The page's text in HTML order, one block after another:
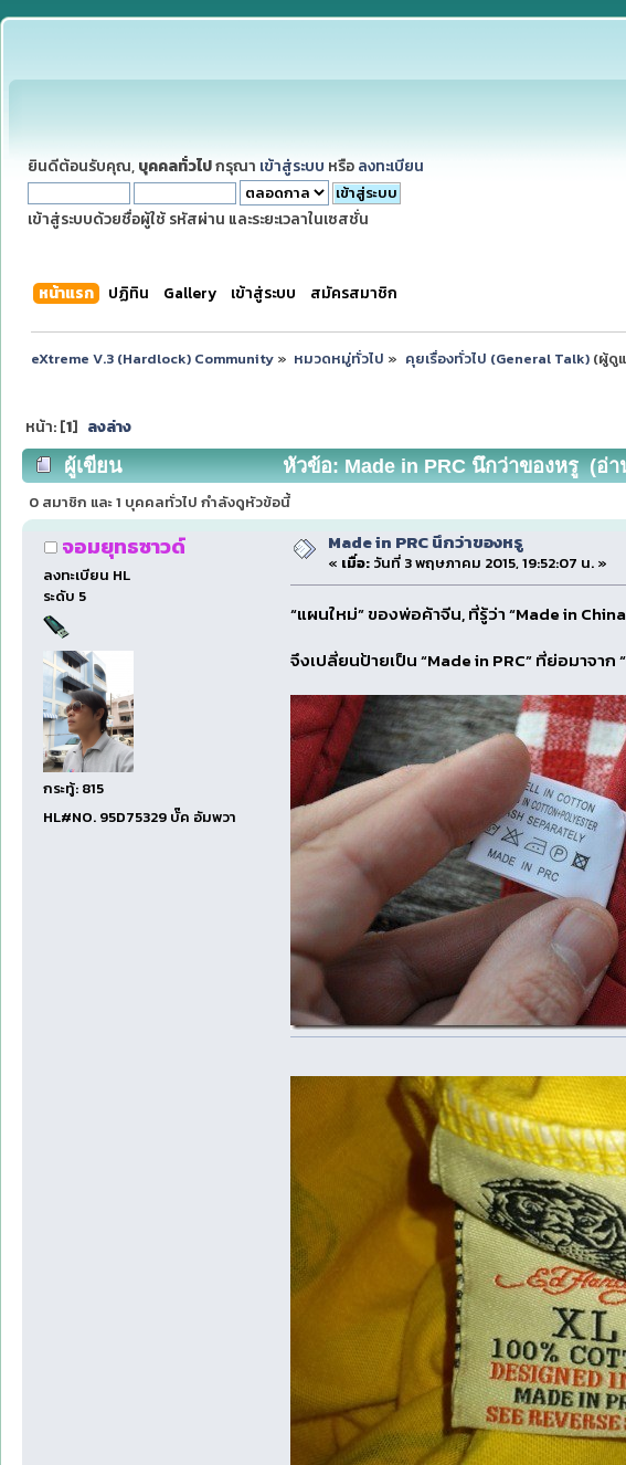
ยินดีต้อนรับคุณ, บุคคลทั่วไปกรุณา เข้าสู่ระบบ หรือ ลงทะเบียน
เข้าสู่ระบบด้วยชื่อผู้ใช้ รหัสผ่าน และระยะเวลาในเซสชั่น
หน้าแรก ปฏิทิน Gallery เข้าสู่ระบบ สมัครสมาชิก
eXtreme V.3 (Hardlock) Community» หมวดหมู่ทั่วไป » คุยเรื่องทั่วไป (General Talk)(ผู้ดู
หน้า: [1] ลงล่าง
ผู้เขียน หัวข้อ: Made in PRC นึกว่าของหรู (อ่า
0 สมาชิก และ 1 บุคคลทั่วไป กำลังดูหัวข้อนี้
จอมยุทธซาวด์
ลงทะเบียน HL
ระดับ 5
กระทู้: 815
HL#NO. 95D75329 บั๊ค อัมพวา
Made in PRC นึกว่าของหรู
« เมื่อ:วันที่ 3 พฤษภาคม 2015, 19:52:07 น. »
“แผนใหม่” ของพ่อค้าจีน, ที่รู้ว่า “Made in
จึงเปลี่ยนป้ายเป็น “Made in PRC” ที่ย่อมาจา